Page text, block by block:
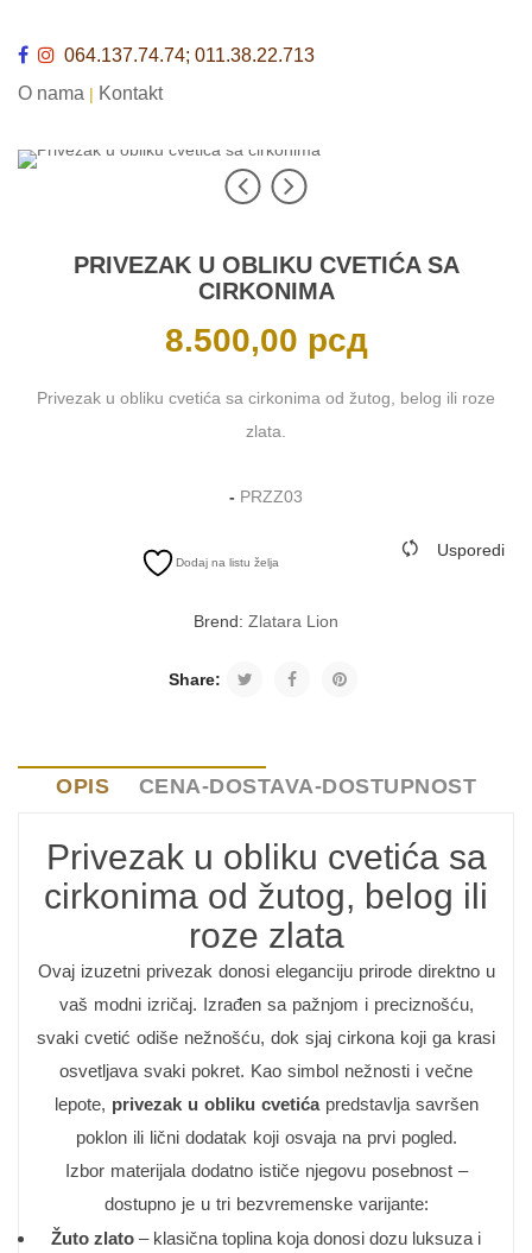
064.137.74.74; 011.38.22.713
O nama | Kontakt
PRIVEZAK U OBLIKU CVETIĆA SA
CIRKONIMA
8.500,00 рсд
Privezak u obliku cvetića sa cirkonima od žutog, belog ili roze
zlata.
- PRZZ03
Dodaj na listu želja
Usporedi
Brend: Zlatara Lion
Share:
OPIS CENA-DOSTAVA-DOSTUPNOST
Privezak u obliku cvetića sa
cirkonima od žutog, belog ili
roze zlata
Ovaj izuzetni privezak donosi eleganciju prirode direktno u
vaš modni izričaj. Izrađen sa pažnjom i preciznošću,
svaki cvetić odiše nežnošću, dok sjaj cirkona koji ga krasi
osvetljava svaki pokret. Kao simbol nežnosti i večne
lepote, privezak u obliku cvetićapredstavlja savršen
poklon ili lični dodatak koji osvaja na prvi pogled.
Izbor materijala dodatno ističe njegovu posebnost –
dostupno je u tri bezvremenske varijante:
Žuto zlato – klasična toplina koja donosi dozu luksuza i